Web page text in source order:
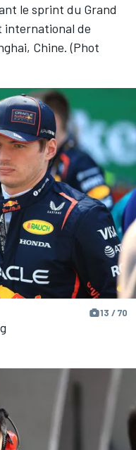
le sprint du Grand
international de
Chine. (Phot
13 / 70